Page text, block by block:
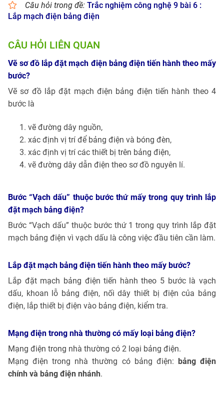
Câu hỏi trong đề: Trắc nghiệm công nghệ 9 bài 6 :
Lắp mạch điện bảng điện
CÂU HỎI LIÊN QUAN
Vẽ sơ đồ lắp đặt mạch điện bảng điện tiến hành theo mấy
bước?
Vẽ sơ đồ lắp đặt mạch điện bảng điện tiến hành theo 4
bước là
vẽ đường dây nguồn,
xác định vị trí để bảng điện và bóng đèn,
xác định vị trí các thiết bị trên bảng điện,
vẽ đường dây dẫn điện theo sơ đồ nguyên lí.
Bước “Vạch dấu” thuộc bước thứ mấy trong quy trình lắp
đặt mạch bảng điện?
Bước “Vạch dấu” thuộc bước thứ 1 trong quy trình lắp đặt
mạch bảng điện vì vạch dấu là công việc đầu tiên cần làm.
Lắp đặt mạch bảng điện tiến hành theo mấy bước?
Lắp đặt mạch bảng điện tiến hành theo 5 bước là vạch
dấu, khoan lỗ bảng điện, nối dây thiết bị điện của bảng
điện, lắp thiết bị điện vào bảng điện, kiểm tra.
Mạng điện trong nhà thường có mấy loại bảng điện?
Mạng điện trong nhà thường có 2 loại bảng điện.
Mạng điện trong nhà thường có bảng điện: bảng điện
chính và bảng điện nhánh.